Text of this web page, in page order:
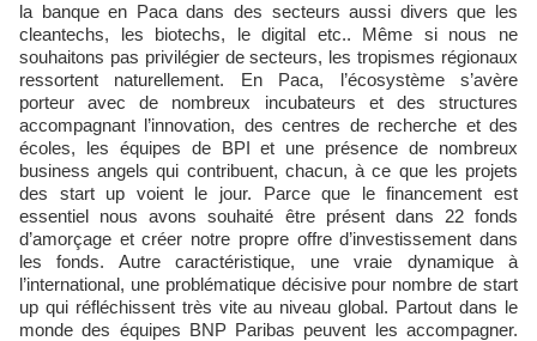
la banque en Paca dans des secteurs aussi divers que les
cleantechs, les biotechs, le digital etc.. Même si nous ne
souhaitons pas privilégier de secteurs, les tropismes régionaux
ressortent naturellement. En Paca, l’écosystème s’avère
porteur avec de nombreux incubateurs et des structures
accompagnant l’innovation, des centres de recherche et des
écoles, les équipes de BPI et une présence de nombreux
business angels qui contribuent, chacun, à ce que les projets
des start up voient le jour. Parce que le financement est
essentiel nous avons souhaité être présent dans 22 fonds
d’amorçage et créer notre propre offre d’investissement dans
les fonds. Autre caractéristique, une vraie dynamique à
l’international, une problématique décisive pour nombre de start
up qui réfléchissent très vite au niveau global. Partout dans le
monde des équipes BNP Paribas peuvent les accompagner.